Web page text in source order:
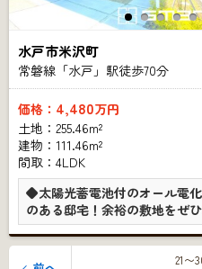
水戸市米沢町
常磐線「水戸」駅徒歩70分
価格： 4,480万円
土地：255.46m²
建物：111.46m²
間取：4LDK
◆太陽光蓄電池付のオール電
のある邸宅！余裕の敷地をぜ
21〜